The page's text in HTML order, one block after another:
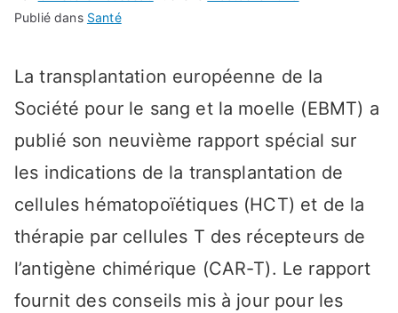
Publié dans Santé
La transplantation européenne de la
Société pour le sang et la moelle (EBMT) a
publié son neuvième rapport spécial sur
les indications de la transplantation de
cellules hématopoïétiques (HCT) et de la
thérapie par cellules T des récepteurs de
l’antigène chimérique (CAR-T). Le rapport
fournit des conseils mis à jour pour les